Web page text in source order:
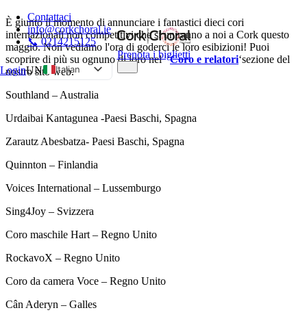
Contattaci
info@corkchoral.ie
📞 0214215125
LoginUN
Italian
English
Danish
German
Greek
Spanish
Hungarian
Polish
Portuguese
Prenota i biglietti
È giunto il momento di annunciare i fantastici dieci cori
internazionali non competitivi che si uniranno a noi a Cork questo
maggio. Non vediamo l'ora di goderci le loro esibizioni! Puoi
scoprire di più su ognuno di loro nel '‘Coro e relatori‘sezione del
nostro sito web.
Southland – Australia
Urdaibai Kantagunea -Paesi Baschi, Spagna
Zarautz Abesbatza- Paesi Baschi, Spagna
Quinnton – Finlandia
Voices International – Lussemburgo
Sing4Joy – Svizzera
Coro maschile Hart – Regno Unito
RockavoX – Regno Unito
Coro da camera Voce – Regno Unito
Cân Aderyn – Galles